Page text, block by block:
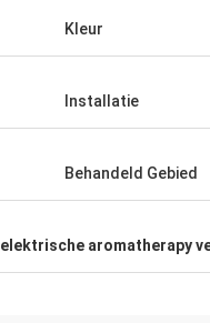
Kleur
Installatie
Behandeld Gebied
elektrische aromatherapy